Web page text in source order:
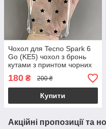
Чохол для Tecno Spark 6
Go (KE5) чохол з бронь
кутами з принтом чорних
зірочок на техно спарк 6
го q03p
180 ₴ 200 ₴
Купити
Акційні пропозиції та